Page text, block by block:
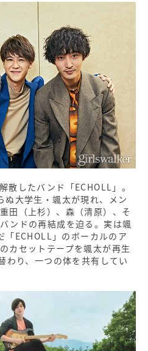
散したバンド「ECHOLL」。
ぬ大学生・颯太が現れ、メン
田（上杉）、森（清原）、そ
ンドの再結成を迫る。実は颯
ECHOLL」のボーカルのア
カセットテープを颯太が再生
わり、一つの体を共有してい